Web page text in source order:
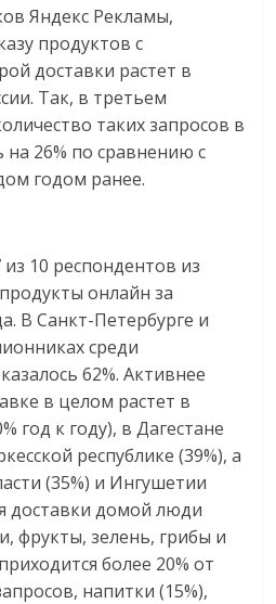
Яндекс Рекламы,
продуктов с
доставки растет в
Так, в третьем
таких запросов в
на 26% по сравнению с
годом ранее.
10 респондентов из
онлайн за
В Санкт-Петербурге и
среди
62%. Активнее
в целом растет в
год к году), в Дагестане
республике (39%), а
(35%) и Ингушетии
доставки домой люди
фрукты, зелень, грибы и
более 20% от
напитки (15%),